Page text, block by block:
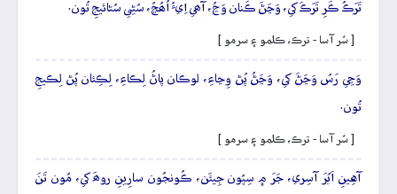
تَرَڪُ ڪَرِ تَرَڪَ کي، وَڃَڻَ ڪَنان وَڃُ، آھي اِيءُ اُھُڃُ، سُڻِي سُڻائيجِ تُون.
[ سُر آسا - ترڪ، ڪلمو ۽ سرمو ]
وَڃِي رَسُ وَڃَڻَ کي، وَڃَڻُ پُڻ وِڃاءِ، لوڪان پاڻُ لِڪاءِ، لِڪِئان پُڻ لِڪيجِ
تُون.
[ سُر آسا - ترڪ، ڪلمو ۽ سرمو ]
آهِينِ اَبُرَ آسِري، جَرَ ۾ سِپُون جِيئَن، ڪُونجُون سارِينِ روھَ کي، مُون تَنَ